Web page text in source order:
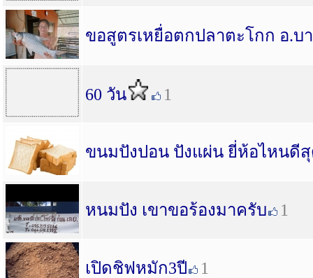
ขอสูตรเหยื่อตกปลาตะโกก อ.บ
60 วัน 1
ขนมปังปอน ปังแผ่น ยี่ห้อไหนดี
หนมปัง เขาขอร้องมาครับ 1
เปิดชิฟหมัก3ปี 1